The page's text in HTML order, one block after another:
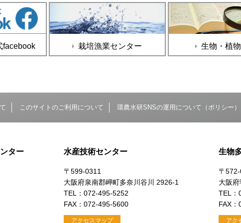
栽培漁業センター 生物・植
このサイトのご利用について 環農水研SNSの運用について（ポリシー）
ター 水産技術センター
〒599-0311
大阪府泉南郡岬町多奈川谷川 2926-1
TEL：072-495-5252
FAX：072-495-5600
アクセスマップ
生物
〒
大阪
TEL：
FAX
アク